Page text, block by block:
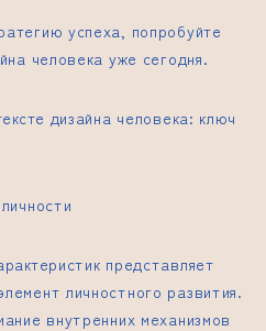
успеха, попробуйте
человека уже сегодня.
дизайна человека: ключ
представляет
личностного развития.
внутренних механизмов